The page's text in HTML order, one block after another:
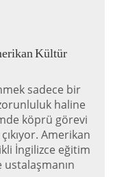
Kültür
sadece bir
haline
köprü görevi
Amerikan
İngilizce eğitim